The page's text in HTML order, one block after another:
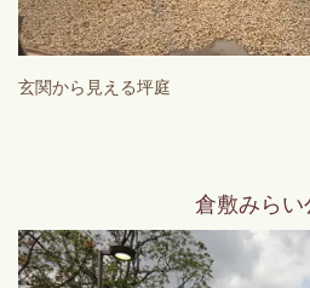
玄関から見える坪庭
倉敷みらい